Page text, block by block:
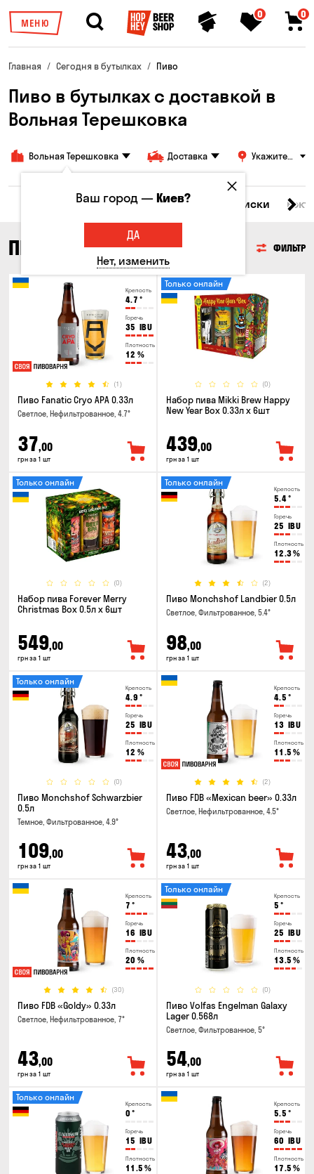
МЕНЮ
0 0
Главная Сегодня в бутылках Пиво
Пиво в бутылках с доставкой в
Вольная Терешковка
Вольная Терешковка Доставка
Укажите
Все товары Пиво Сидр Виски
ПИВО ФИЛЬТР
Крепость
4.7 °
Горечь
35 IBU
Плотность
12 %
(1)
Пиво Fanatic Cryo APA 0.33л
Светлое, Нефильтрованное, 4.7°
37,00
грн за 1 шт
(0)
Только онлайн
Набор пива Mikki Brew Happy
New Year Box 0.33л x 6шт
439,00
грн за 1 шт
(0)
Только онлайн
Набор пива Forever Merry
Christmas Box 0.5л x 6шт
549,00
грн за 1 шт
Крепость
5.4°
Горечь
25 IBU
Плотность
12.3%
(2)
Только онлайн
Пиво Monchshof Landbier 0.5л
Светлое, Фильтрованное, 5.4°
98,00
грн за 1 шт
Крепость
4.9 °
Горечь
25 IBU
Плотность
12 %
(0)
Только онлайн
Пиво Monchshof Schwarzbier
0.5л
Темное, Фильтрованное, 4.9°
109,00
грн за 1 шт
Крепость
4.5 °
Горечь
13 IBU
Плотность
11.5 %
(2)
Пиво FDB «Mexican beer» 0.33л
Светлое, Нефильтрованное, 4.5°
43,00
грн за 1 шт
Крепость
7 °
Горечь
16 IBU
Плотность
20 %
(30)
Пиво FDB «Goldy» 0.33л
Светлое, Нефильтрованное, 7°
43,00
грн за 1 шт
Крепость
5 °
Горечь
25 IBU
Плотность
13.5 %
(0)
Только онлайн
Пиво Volfas Engelman Galaxy
Lager 0.568л
Светлое, Фильтрованное, 5°
54,00
грн за 1 шт
Крепость
0 °
Горечь
15 IBU
Плотность
11.5 %
Только онлайн
Крепость
5.5 °
Горечь
60 IBU
Плотность
17.5 %
Ваш город —Киев?
ДА
Нет, изменить